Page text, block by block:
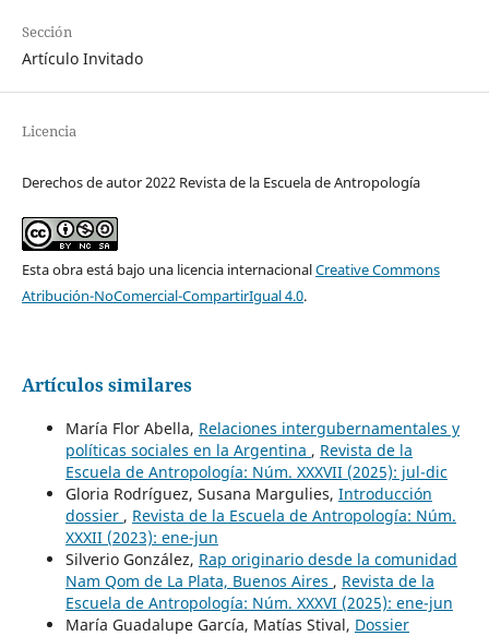
Sección
Artículo Invitado
Licencia
Derechos de autor 2022 Revista de la Escuela de Antropología
Esta obra está bajo una licencia internacionalCreative Commons
Atribución-NoComercial-CompartirIgual 4.0.
Artículos similares
María Flor Abella, Relaciones intergubernamentales y
políticas sociales en la Argentina , Revista de la
Escuela de Antropología: Núm. XXXVII (2025): jul-dic
Gloria Rodríguez, Susana Margulies, Introducción
dossier , Revista de la Escuela de Antropología: Núm.
XXXII (2023): ene-jun
Silverio González, Rap originario desde la comunidad
Nam Qom de La Plata, Buenos Aires , Revista de la
Escuela de Antropología: Núm. XXXVI (2025): ene-jun
María Guadalupe García, Matías Stival, Dossier